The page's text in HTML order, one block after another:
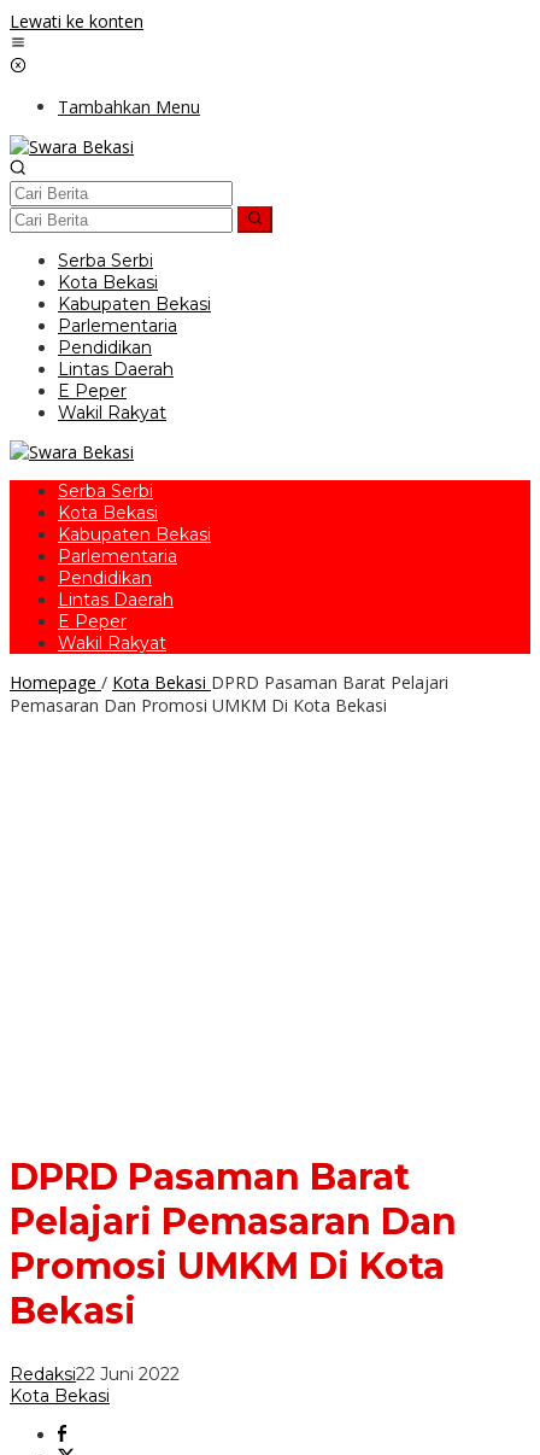
Lewati ke konten
Tambahkan Menu
Serba Serbi
Kota Bekasi
Kabupaten Bekasi
Parlementaria
Pendidikan
Lintas Daerah
E Peper
Wakil Rakyat
Serba Serbi
Kota Bekasi
Kabupaten Bekasi
Parlementaria
Pendidikan
Lintas Daerah
E Peper
Wakil Rakyat
Homepage / Kota Bekasi DPRD Pasaman Barat Pelajari
Pemasaran Dan Promosi UMKM Di Kota Bekasi
DPRD Pasaman Barat
Pelajari Pemasaran Dan
Promosi UMKM Di Kota
Bekasi
Redaksi22 Juni 2022
Kota Bekasi